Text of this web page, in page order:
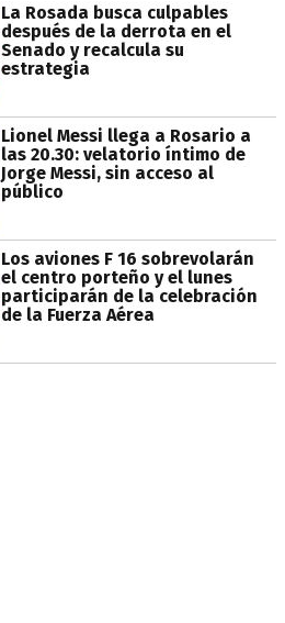
La Rosada busca culpables
después de la derrota en el
Senado y recalcula su
estrategia
Lionel Messi llega a Rosario a
las 20.30: velatorio íntimo de
Jorge Messi, sin acceso al
público
Los aviones F 16 sobrevolarán
el centro porteño y el lunes
participarán de la celebración
de la Fuerza Aérea